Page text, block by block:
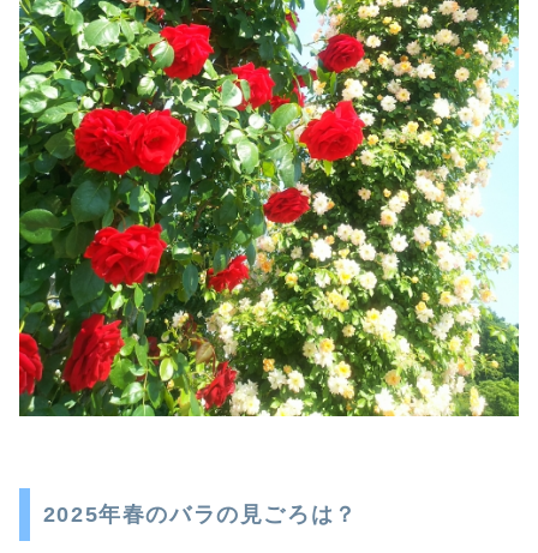
2025年春のバラの見ごろは？